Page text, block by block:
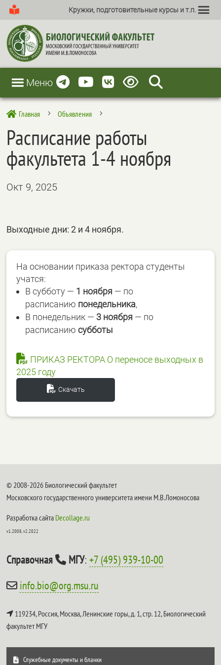
Кружки, подготовительные курсы и т.п.
Меню
 Главная 5 Объявления 5
Расписание работы
факультета 1-4 ноября
Окт 9, 2025
Выходные дни: 2 и 4 ноября.
На основании приказа ректора студенты
учатся:
В субботу — 1 ноября — по
расписанию понедельника,
В понедельник — 3 ноября — по
расписаниюсубботы
ПРИКАЗ РЕКТОРА О переносе выходных в
2025 году
Скачать
© 2008-2026 Биологический факультет
Московского государственного университета имени М.В.Ломоносова
Разработка сайта Decollage.ru
v1.2008, v2.2022
Справочная МГУ:+7 (495) 939-10-00
info.bio@org.msu.ru
119234, Россия, Москва, Ленинские горы, д. 1, стр. 12,Биологический
факультет МГУ
Служебные документы и бланки